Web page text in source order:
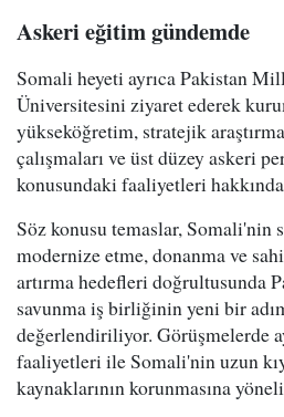
Askeri eğitim gündemde
Somali heyeti ayrıca Pakistan
Üniversitesini ziyaret ederek
yükseköğretim, stratejik
çalışmaları ve üst düzey askeri
konusundaki faaliyetleri
Söz konusu temaslar, Somali'nin
modernize etme, donanma ve
artırma hedefleri doğrultusunda
savunma iş birliğinin yeni bir
değerlendiriliyor. Görüşmelerde
faaliyetleri ile Somali'nin uzun
kaynaklarının korunmasına